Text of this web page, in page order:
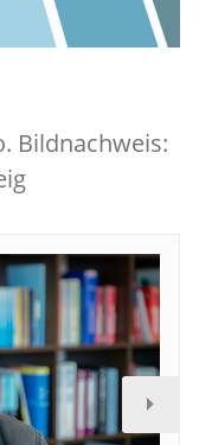
Bildnachweis: